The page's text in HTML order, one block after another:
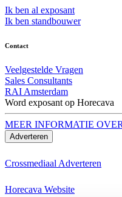
Ik ben al exposant
Ik ben standbouwer
Contact
Veelgestelde Vragen
Sales Consultants
RAI Amsterdam
Word exposant op Horecava
MEER INFORMATIE
Adverteren
Crossmediaal Adverteren
Horecava Website